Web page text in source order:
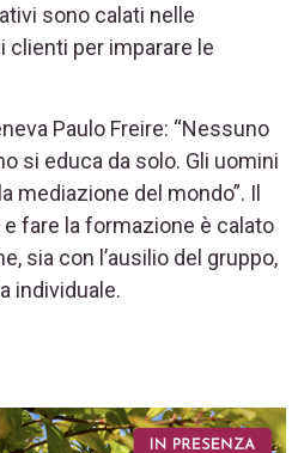
sono calati nelle
per imparare le
Paulo Freire: “Nessuno
si educa da solo. Gli uomini
mediazione del mondo”. Il
fare la formazione è calato
sia con l’ausilio del gruppo,
individuale.